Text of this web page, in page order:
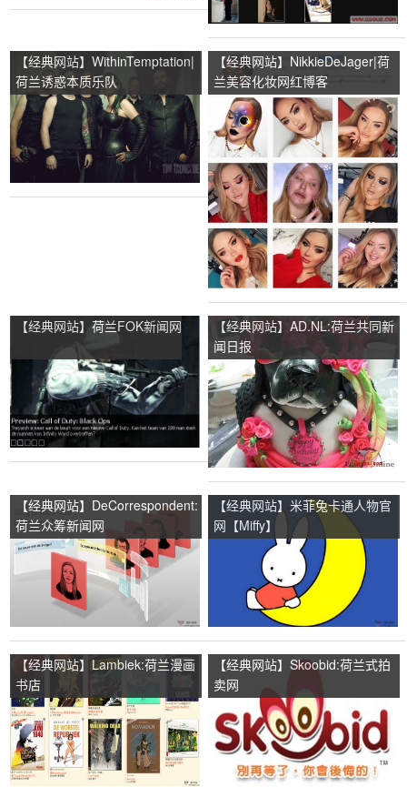
【经典网站】WithinTemptation|
荷兰诱惑本质乐队
【经典网站】NikkieDeJager|荷
兰美容化妆网红博客
【经典网站】荷兰FOK新闻网
【经典网站】AD.NL:荷兰共同新
闻日报
【经典网站】DeCorrespondent:
荷兰众筹新闻网
【经典网站】米菲兔卡通人物官
网【Miffy】
【经典网站】Lambiek:荷兰漫画
书店
【经典网站】Skoobid:荷兰式拍
卖网